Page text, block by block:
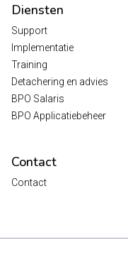
Diensten
Support
Implementatie
Training
Detachering en advies
BPO Salaris
BPO Applicatiebeheer
Contact
Contact